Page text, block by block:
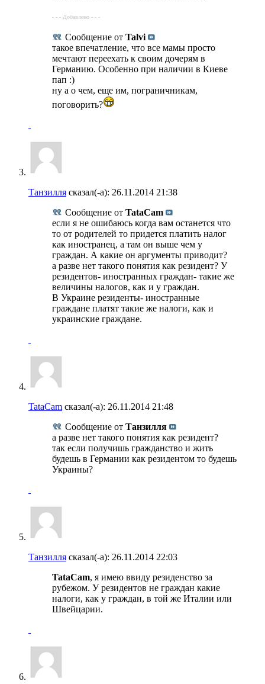
- - - Добавлено - - -
Сообщение от Talvi
такое впечатление, что все мамы просто
мечтают переехать к своим дочерям в
Германию. Особенно при наличии в Киеве
пап :)
ну а о чем, еще им, пограничникам,
поговорить?
Танзилля сказал(-а): 26.11.2014 21:38
Сообщение от TataCam
если я не ошибаюсь когда вам останется что
то от родителей то придется платить налог
как иностранец, а там он выше чем у
граждан. А какие он аргументы приводит?
а разве нет такого понятия как резидент? У
резидентов- иностранных граждан- такие же
величины налогов, как и у граждан.
В Украине резиденты- иностранные
граждане платят такие же налоги, как и
украинские граждане.
TataCam сказал(-а): 26.11.2014 21:48
Сообщение от Танзилля
а разве нет такого понятия как резидент?
так если получишь гражданство и жить
будешь в Германии как резидентом то будешь
Украины?
Танзилля сказал(-а): 26.11.2014 22:03
TataCam, я имею ввиду резиденство за
рубежом. У резидентов не граждан какие
налоги, как у граждан, в той же Италии или
Швейцарии.